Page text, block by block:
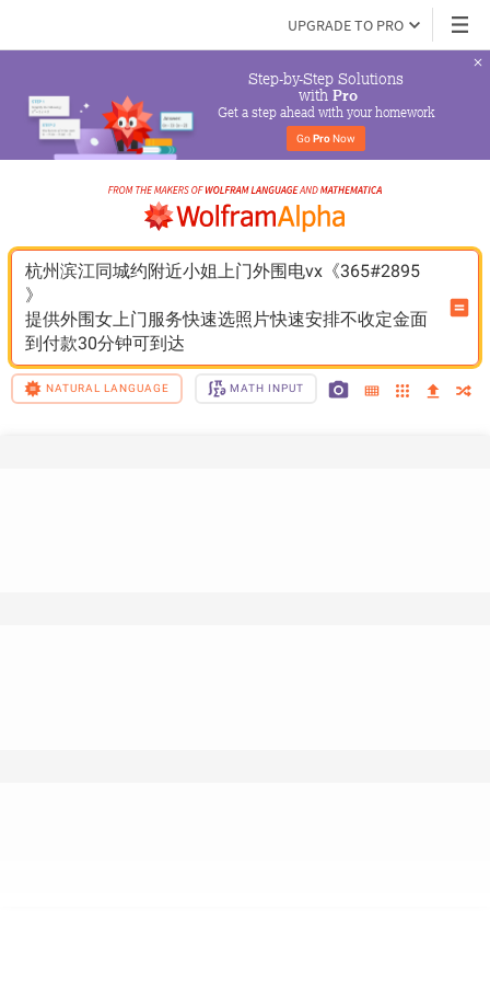
UPGRADE TO PRO
Step-by-Step Solutions
with Pro
Get a step ahead with your homework
Go Pro Now
杭州滨江同城约附近小姐上门外围电vx《365#2895
》
提供外围女上门服务快速选照片快速安排不收定金面
到付款30分钟可到达
NATURAL LANGUAGE MATH INPUT